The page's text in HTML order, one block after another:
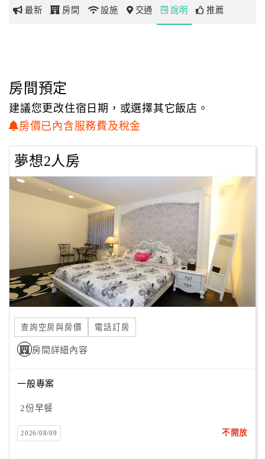
玩
地
圖
顧
務
訂
單
管
理
員
戶
依照套房主題加入適宜的素材，營造出濃濃的異國渡假風
最新 房間 設施 交通 說明 推薦
房間預定
建議您更改住宿日期，或選擇其它飯店。
房價已內含服務費及稅金
夢想2人房
查詢空房與房價 電話訂房
房間詳細內容
一般專案
2份早餐
2026/08/09 不開放